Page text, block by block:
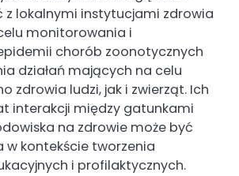
z lokalnymi instytucjami zdrowia
monitorowania i
chorób zoonotycznych
działań mających na celu
zdrowia ludzi, jak i zwierząt. Ich
interakcji między gatunkami
na zdrowie może być
w kontekście tworzenia
i profilaktycznych.